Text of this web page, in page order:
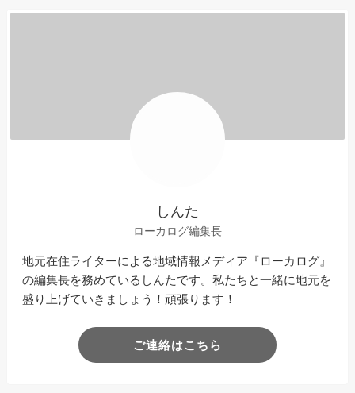
しんた
ローカログ編集長
地元在住ライターによる地域情報メディア『ローカログ』
の編集長を務めているしんたです。私たちと一緒に地元を
盛り上げていきましょう！頑張ります！
ご連絡はこちら